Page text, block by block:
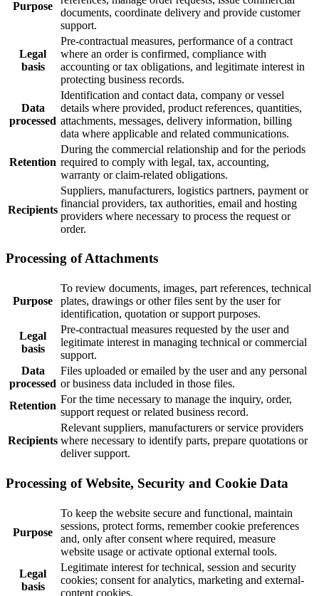
Purpose
documents, coordinate delivery and provide customer
support.
Legal
basis
Pre-contractual measures, performance of a contract
where an order is confirmed, compliance with
accounting or tax obligations, and legitimate interest in
protecting business records.
Data
processed
Identification and contact data, company or vessel
details where provided, product references, quantities,
attachments, messages, delivery information, billing
data where applicable and related communications.
Retention
During the commercial relationship and for the periods
required to comply with legal, tax, accounting,
warranty or claim-related obligations.
Recipients
Suppliers, manufacturers, logistics partners, payment or
financial providers, tax authorities, email and hosting
providers where necessary to process the request or
order.
Processing of Attachments
Purpose
To review documents, images, part references, technical
plates, drawings or other files sent by the user for
identification, quotation or support purposes.
Legal
basis
Pre-contractual measures requested by the user and
legitimate interest in managing technical or commercial
support.
Data
processed
Files uploaded or emailed by the user and any personal
or business data included in those files.
Retention
For the time necessary to manage the inquiry, order,
support request or related business record.
Recipients
Relevant suppliers, manufacturers or service providers
where necessary to identify parts, prepare quotations or
deliver support.
Processing of Website, Security and Cookie Data
Purpose
To keep the website secure and functional, maintain
sessions, protect forms, remember cookie preferences
and, only after consent where required, measure
website usage or activate optional external tools.
Legal
basis
Legitimate interest for technical, session and security
cookies; consent for analytics, marketing and external-
content cookies.